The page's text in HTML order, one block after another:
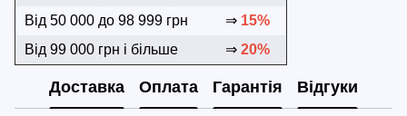
Від 50 000 до 98 999 грн
⇒ 15%
Від 99 000 грн і більше
⇒ 20%
Доставка Оплата Гарантія Відгуки